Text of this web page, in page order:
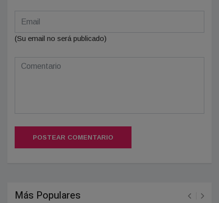
(Su email no será publicado)
POSTEAR COMENTARIO
Más Populares